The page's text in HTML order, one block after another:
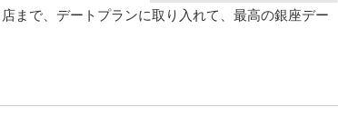
まで、デートプランに取り入れて、最高の銀座デー